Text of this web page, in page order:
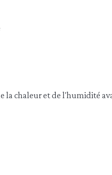
la chaleur et de l'humidité